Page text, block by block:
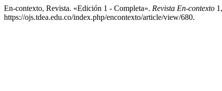
En-contexto, Revista. «Edición 1 - Completa». Revista En-contexto
https://ojs.tdea.edu.co/index.php/encontexto/article/view/680.